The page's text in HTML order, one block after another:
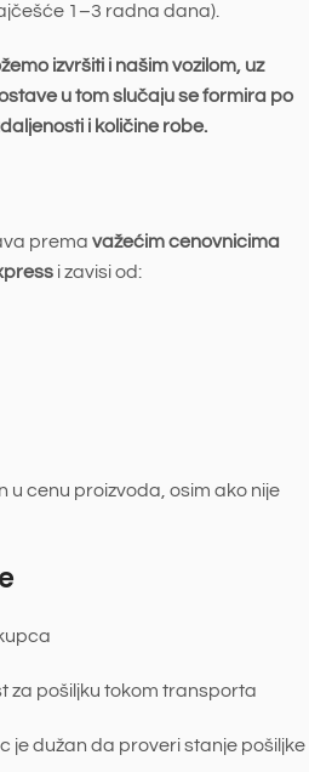
1–3 radna dana).
izvršiti i našim vozilom, uz
u tom slučaju se formira po
i količine robe.
prema važećim cenovnicima
i zavisi od:
u cenu proizvoda, osim ako nije
za pošiljku tokom transporta
je dužan da proveri stanje pošiljke